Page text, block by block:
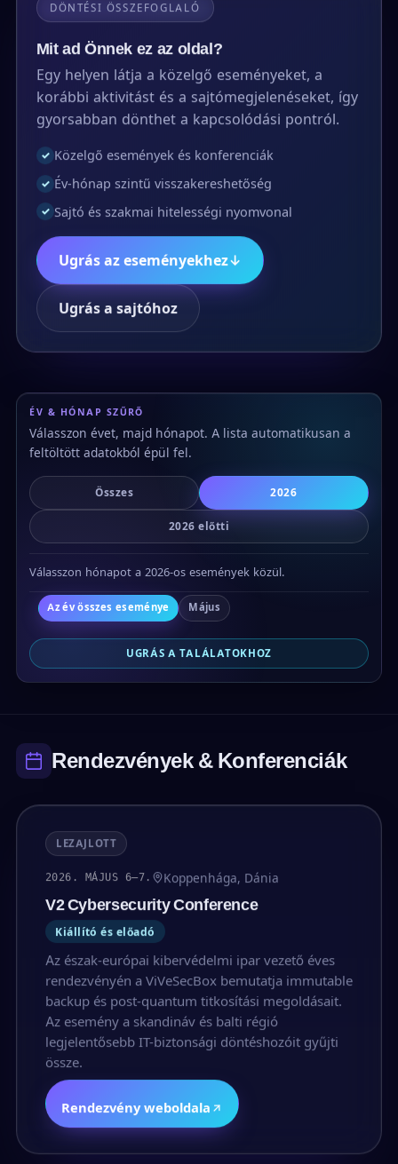
DÖNTÉSI ÖSSZEFOGLALÓ
Mit ad Önnek ez az oldal?
Egy helyen látja a közelgő eseményeket, a
korábbi aktivitást és a sajtómegjelenéseket, így
gyorsabban dönthet a kapcsolódási pontról.
✓ Közelgő események és konferenciák
✓ Év-hónap szintű visszakereshetőség
✓ Sajtó és szakmai hitelességi nyomvonal
Ugrás az eseményekhez↓
Ugrás a sajtóhoz
ÉV & HÓNAP SZŰRŐ
Válasszon évet, majd hónapot. A lista automatikusan a
feltöltött adatokból épül fel.
Összes 2026
2026 előtti
Válasszon hónapot a 2026-os események közül.
Az év összes eseménye Május
UGRÁS A TALÁLATOKHOZ
Rendezvények & Konferenciák
LEZAJLOTT
2026. MÁJUS 6–7. Koppenhága, Dánia
V2 Cybersecurity Conference
Kiállító és előadó
Az észak-európai kibervédelmi ipar vezető éves
rendezvényén a ViVeSecBox bemutatja immutable
backup és post-quantum titkosítási megoldásait.
Az esemény a skandináv és balti régió
legjelentősebb IT-biztonsági döntéshozóit gyűjti
össze.
Rendezvény weboldala